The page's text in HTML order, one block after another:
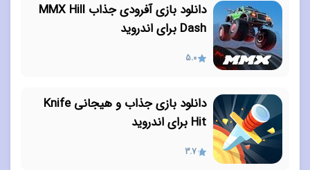
دانلود بازی آفرودی جذاب MMX Hill
Dash برای اندروید
5.0
دانلود بازی جذاب و هیجانی Knife
Hit برای اندروید
3.7